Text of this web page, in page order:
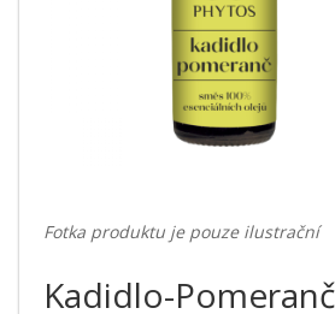
Fotka produktu je pouze ilustrační
Kadidlo-Pomeranč